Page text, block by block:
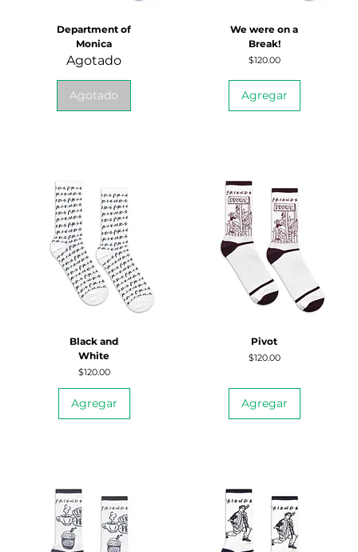
Department of
Monica
Agotado
Agotado
We were on a
Break!
Precio
$120.00
Agregar
Black and
White
Precio
$120.00
Agregar
Pivot
Precio
$120.00
Agregar